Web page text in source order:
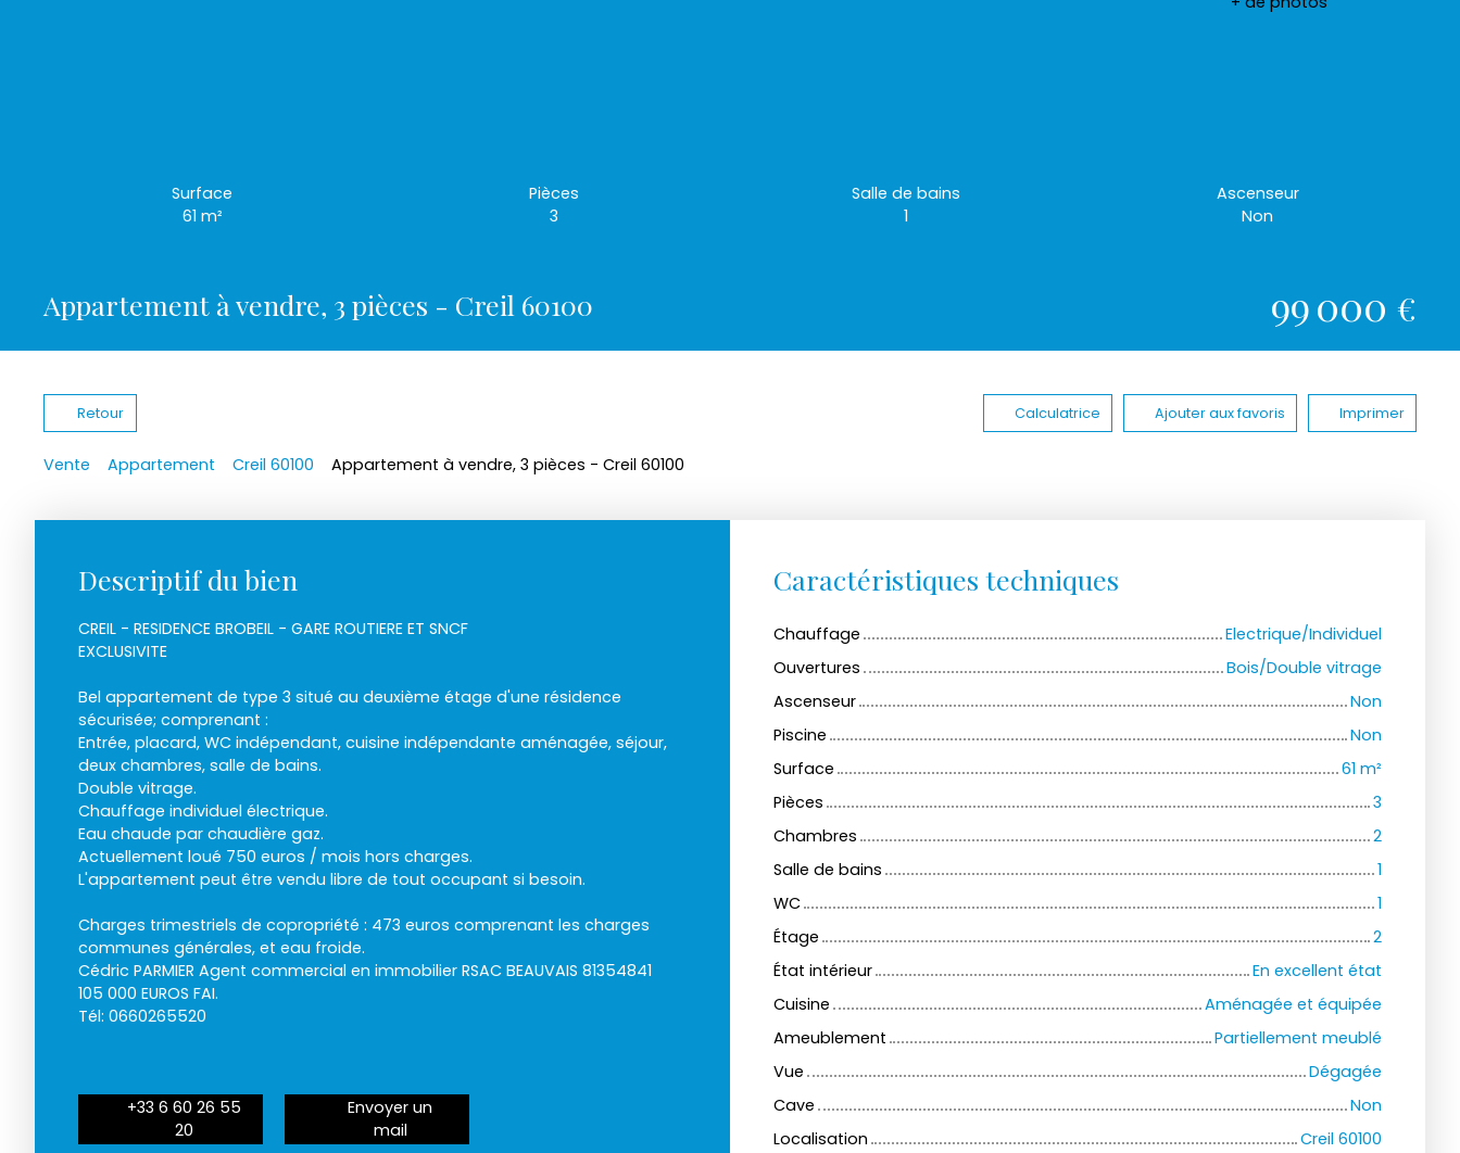
Surface
61 m²
Pièces
3
Salle de bains
1
Ascenseur
Non
Appartement à vendre, 3 pièces - Creil 60100 99 000 €
Retour Calculatrice Ajouter aux favoris Imprimer
Vente Appartement Creil 60100 Appartement à vendre, 3 pièces - Creil 60100
Descriptif du bien
CREIL - RESIDENCE BROBEIL - GARE ROUTIERE ET SNCF
EXCLUSIVITE
Bel appartement de type 3 situé au deuxième étage d'une résidence
sécurisée; comprenant :
Entrée, placard, WC indépendant, cuisine indépendante aménagée, séjour,
deux chambres, salle de bains.
Double vitrage.
Chauffage individuel électrique.
Eau chaude par chaudière gaz.
Actuellement loué 750 euros / mois hors charges.
L'appartement peut être vendu libre de tout occupant si besoin.
Charges trimestriels de copropriété : 473 euros comprenant les charges
communes générales, et eau froide.
Cédric PARMIER Agent commercial en immobilier RSAC BEAUVAIS 81354841
105 000 EUROS FAI.
Tél: 0660265520
+33 6 60 26 55
20
Envoyer un
mail
Caractéristiques techniques
Chauffage
Electrique/Individuel
Ouvertures
Bois/Double vitrage
Ascenseur
Non
Piscine
Non
Surface
61 m²
Pièces
3
Chambres
2
Salle de bains
1
WC
1
Étage
2
État intérieur
En excellent état
Cuisine
Aménagée et équipée
Ameublement
Partiellement meublé
Vue
Dégagée
Cave
Non
Localisation
Creil 60100